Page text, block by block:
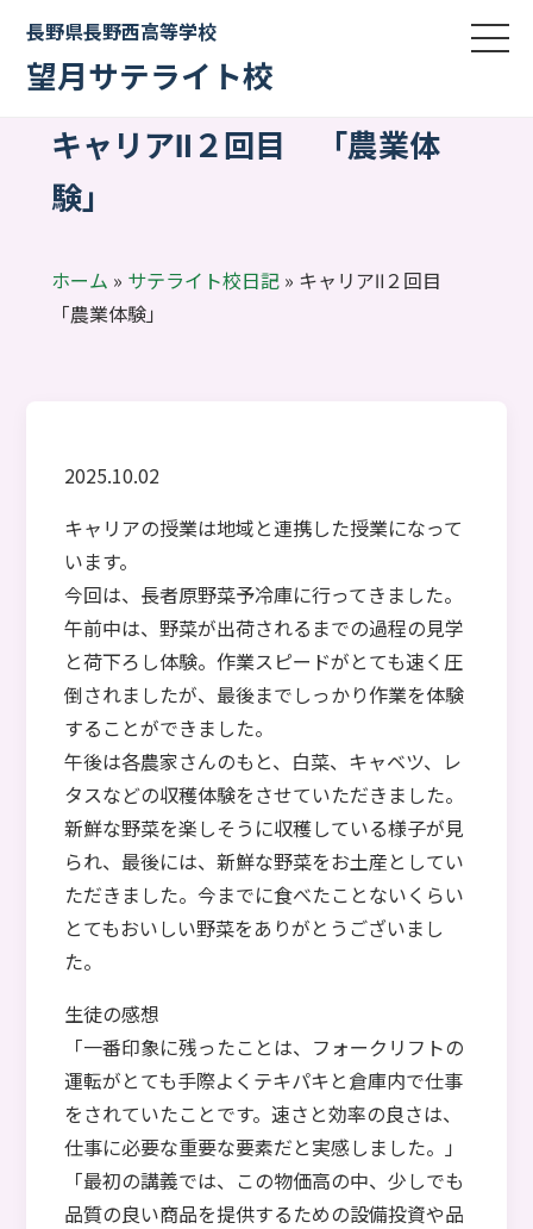
長野県長野西高等学校
望月サテライト校
キャリアⅡ２回目 「農業体
験」
ホーム » サテライト校日記» キャリアⅡ２回目
「農業体験」
2025.10.02
キャリアの授業は地域と連携した授業になって
います。
今回は、長者原野菜予冷庫に行ってきました。
午前中は、野菜が出荷されるまでの過程の見学
と荷下ろし体験。作業スピードがとても速く圧
倒されましたが、最後までしっかり作業を体験
することができました。
午後は各農家さんのもと、白菜、キャベツ、レ
タスなどの収穫体験をさせていただきました。
新鮮な野菜を楽しそうに収穫している様子が見
られ、最後には、新鮮な野菜をお土産としてい
ただきました。今までに食べたことないくらい
とてもおいしい野菜をありがとうございまし
た。
生徒の感想
「一番印象に残ったことは、フォークリフトの
運転がとても手際よくテキパキと倉庫内で仕事
をされていたことです。速さと効率の良さは、
仕事に必要な重要な要素だと実感しました。」
「最初の講義では、この物価高の中、少しでも
品質の良い商品を提供するための設備投資や品